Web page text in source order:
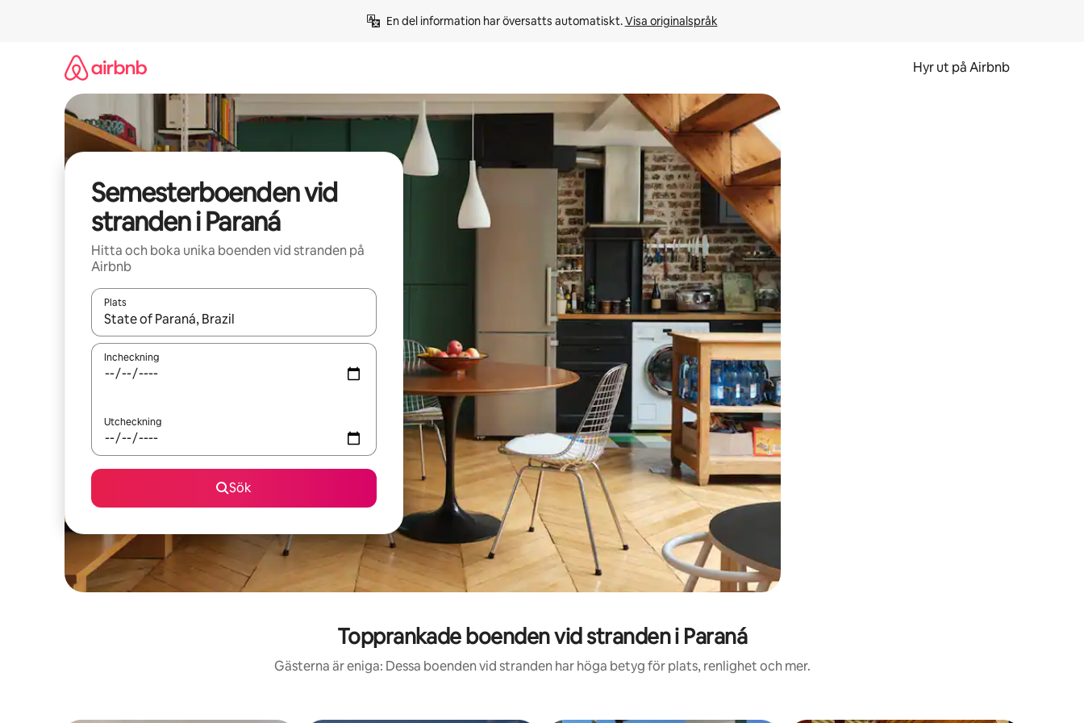
En del information har översatts automatiskt. Visa originalspråk
Hyr ut på Airbnb
Semesterboenden vid
stranden i Paraná
Hitta och boka unika boenden vid stranden på
Airbnb
Plats
När resultaten är tillgängliga kan du navigera med upp- och nedåtpilarna eller utforska genom att trycka eller svepa.
Incheckning
Utcheckning
Sök
Topprankade boenden vid stranden i Paraná
Gästerna är eniga: Dessa boenden vid stranden har höga betyg för plats, renlighet och mer.